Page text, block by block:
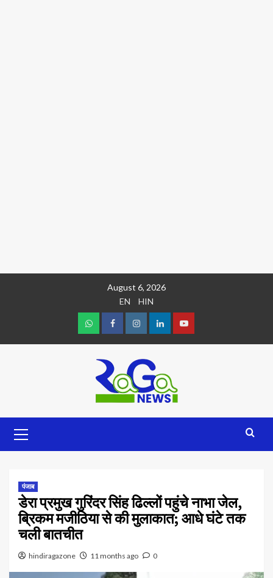
August 6, 2026
EN
HIN
पंजाब
डेरा प्रमुख गुरिंदर सिंह ढिल्लों पहुंचे नाभा जेल,
ब्रिकम मजीठिया से की मुलाकात; आधे घंटे तक
चली बातचीत
hindiragazone 11 months ago 0